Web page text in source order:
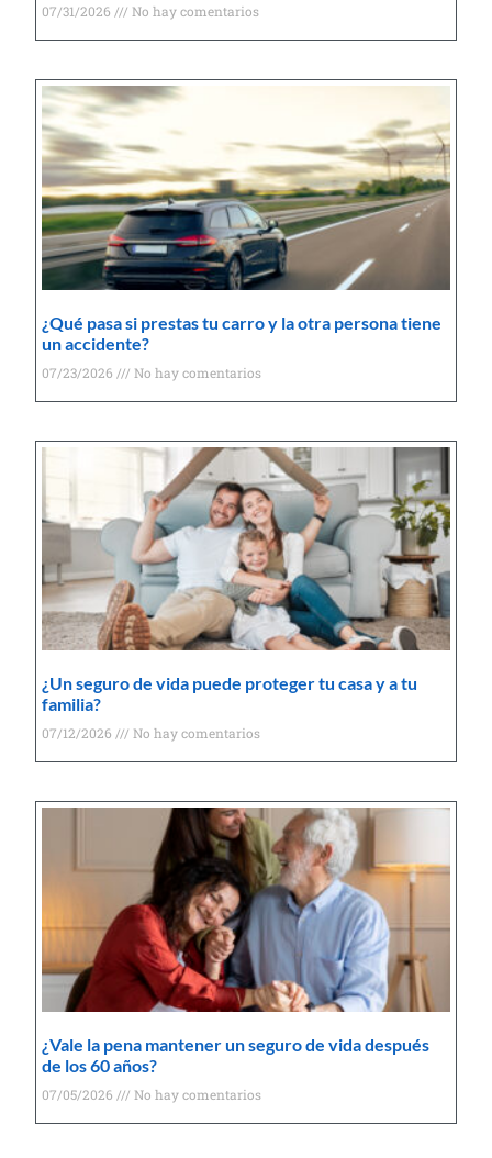
07/31/2026 No hay comentarios
¿Qué pasa si prestas tu carro y la otra persona tiene
un accidente?
07/23/2026 No hay comentarios
¿Un seguro de vida puede proteger tu casa y a tu
familia?
07/12/2026 No hay comentarios
¿Vale la pena mantener un seguro de vida después
de los 60 años?
07/05/2026 No hay comentarios